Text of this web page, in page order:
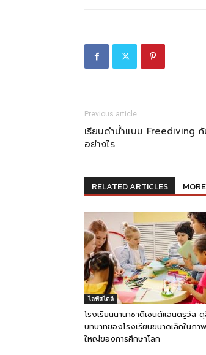
Previous article
เรียนดำน้ำแบบ Freediving
อย่างไร
RELATED ARTICLES
ไลฟ์สไตล์
โรงเรียนนานาชาติเซนต์แอนดรูว์ส
บทบาทของโรงเรียนขนาดเล็กในภาพ
ใหญ่ของการศึกษาโลก